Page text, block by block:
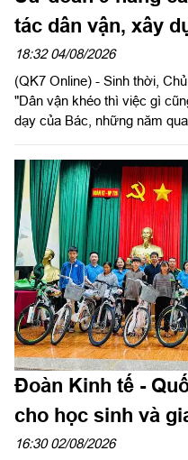
tác dân vận, xây
vững chắc
18:32 04/08/2026
(QK7 Online) - Sinh thời,
"Dân vận khéo thì việc gì
dạy của Bác, những năm
trị quan trọng, góp phần
- dân, xây dựng "thế trận
đơn vị hoàn thành thắng lợi
chiến đấu và xây dựng địa
Đoàn Kinh tế -
cho học sinh và
khó khăn
16:30 02/08/2026